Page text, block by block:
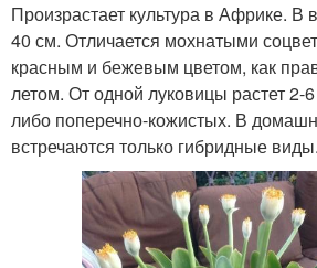
Произрастает культура в Африке. В
40 см. Отличается мохнатыми
красным и бежевым цветом, как
летом. От одной луковицы растет 2-
либо поперечно-кожистых. В
встречаются только гибридные виды.